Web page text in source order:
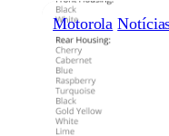
Motorola